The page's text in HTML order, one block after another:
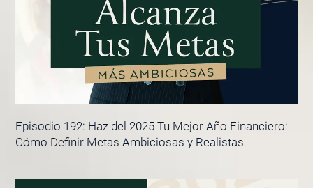
Episodio 192: Haz del 2025 Tu Mejor Año Financiero:
Cómo Definir Metas Ambiciosas y Realistas